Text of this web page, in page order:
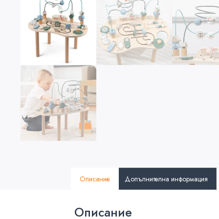
Описание Допълнителна информация
Описание